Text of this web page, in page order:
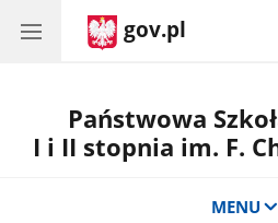
gov.pl
Państwowa
I i II stopnia im. F.
MENU